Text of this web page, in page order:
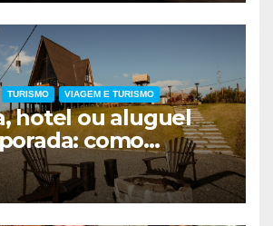
TURISMO VIAGEM E TURISMO
hotel ou aluguel
como
a melhor